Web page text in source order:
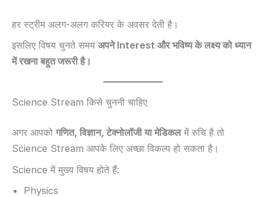
हर स्ट्रीम अलग-अलग करियर के अवसर देती है।
इसलिए विषय चुनते समय अपने Interest और भविष्य के लक्ष्य को ध्यान
में रखना बहुत जरूरी है।
Science Stream किसे चुननी चाहिए
अगर आपको गणित, विज्ञान, टेक्नोलॉजी या मेडिकलमें रुचि है तो
Science Stream आपके लिए अच्छा विकल्प हो सकता है।
Science में मुख्य विषय होते हैं:
Physics